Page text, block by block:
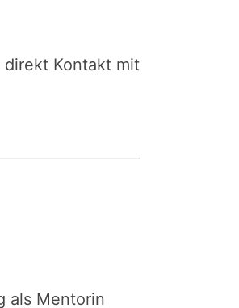
Kontakt mit
als Mentorin